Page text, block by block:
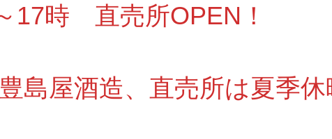
時 直売所OPEN！
島屋酒造、直売所は夏季休